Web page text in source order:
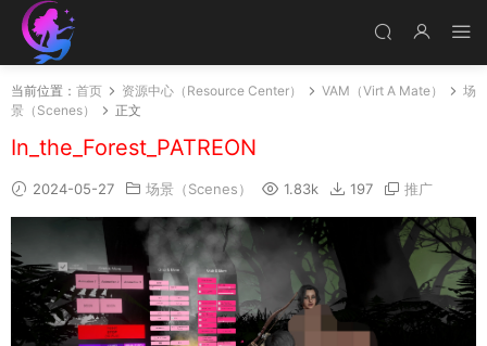
当前位置： 首页 资源中心（Resource Center） VAM（Virt A Mate）
场
景（Scenes）
正文
In_the_Forest_PATREON
2024-05-27 场景（Scenes） 1.83k 197 推广